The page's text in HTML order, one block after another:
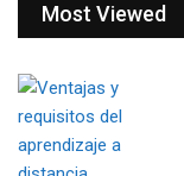
Most Viewed